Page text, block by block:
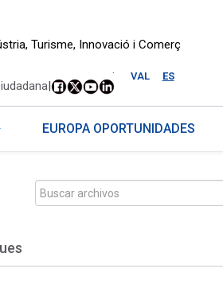
Turisme, Innovació i Comerç
VAL ES
.
|
EUROPA OPORTUNIDADES